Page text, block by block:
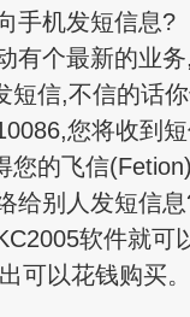
手机发短信息?
个最新的业务
短信,不信的话
您将收到
您的飞信(Fetion)
给别人发短信
软件就可
可以花钱购买